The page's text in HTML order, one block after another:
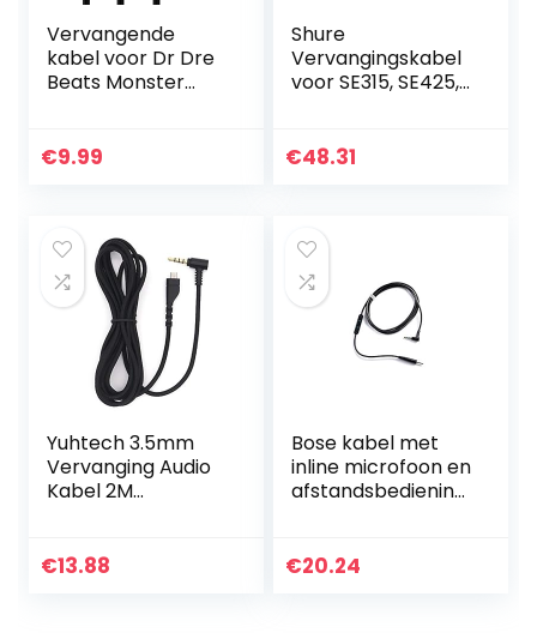
Vervangende
kabel voor Dr Dre
Beats Monster
Cord Pro Solo
€9.99
Shure
Vervangingskabel
voor SE315, SE425,
€48.31
Yuhtech 3.5mm
Vervanging Audio
Kabel 2M
Arctis 3 Arctis 5
€13.88
Bose kabel met
inline microfoon en
afstandsbediening
hoofdtelefoon)
€20.24